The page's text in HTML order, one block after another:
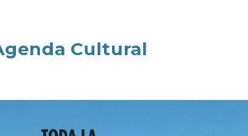
Cultural